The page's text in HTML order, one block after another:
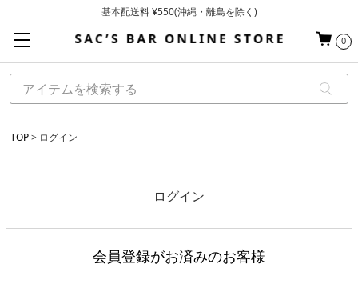
基本配送料 ¥550(沖縄・離島を除く)
お買い上げ合計¥3,980以上で送料無料
0
TOP ログイン
ログイン
会員登録がお済みのお客様